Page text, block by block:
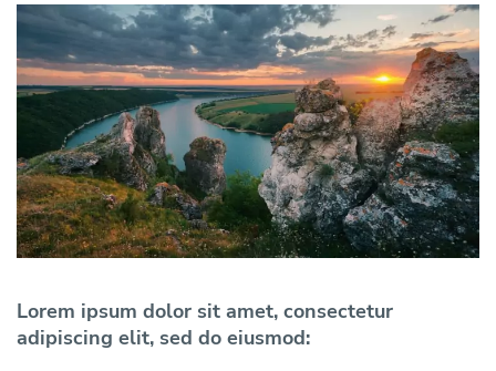
Lorem ipsum dolor sit amet, consectetur
adipiscing elit, sed do eiusmod: